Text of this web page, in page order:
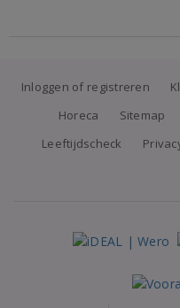
Inloggen of registreren
Horeca
Sitemap
Leeftijdscheck